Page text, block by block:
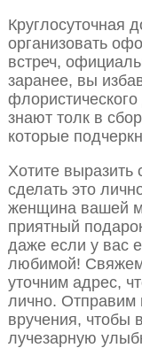
Круглосуточная
организовать
встреч,
заранее, вы
знают толк в
которые
Хотите выразить
сделать это
женщина вашей
приятный
даже если у вас
любимой!
уточним адрес,
лично. Отправим
вручения, чтобы
лучезарную